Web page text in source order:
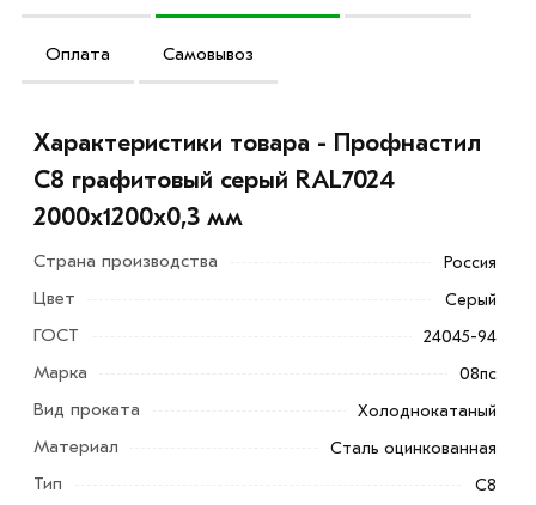
Оплата Самовывоз
Профнастил С8 графитовый серый RAL7024
Характеристики товара - Профнастил
С8 графитовый серый RAL7024
2000х1200х0,3 мм
Страна производства Россия
Цвет Серый
ГОСТ 24045-94
Марка 08пс
Вид проката Холоднокатаный
Материал Сталь оцинкованная
Тип С8